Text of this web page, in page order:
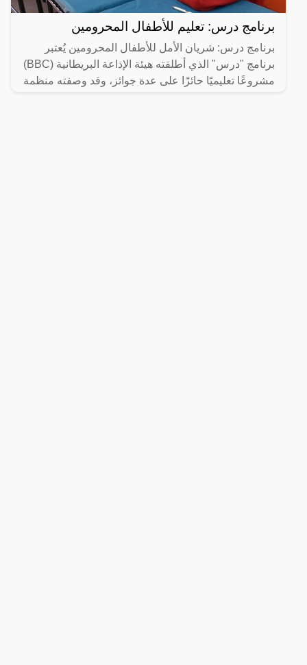
برنامج درس: تعليم للأطفال المحرومين
برنامج درس: شريان الأمل للأطفال المحرومين يُعتبر
برنامج "درس" الذي أطلقته هيئة الإذاعة البريطانية (BBC)
مشروعًا تعليميًا حائزًا على عدة جوائز، وقد وصفته منظمة